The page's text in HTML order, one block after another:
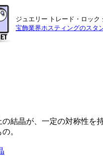
ジュエリー トレード・ロック
宝飾業界ホスティングのスタ
の結晶が、一定の対称性を
。